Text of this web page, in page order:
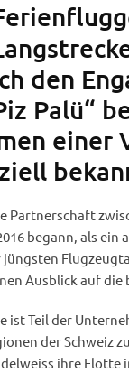
den
Palü“
einer
Partnerschaft
begann, als ein
Ausblick auf die
ist Teil der
der Schweiz
ihre Flotte